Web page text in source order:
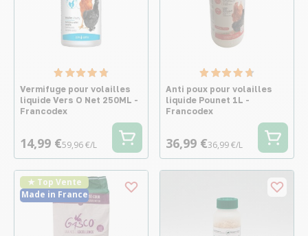
Vermifuge pour volailles
liquide Vers O Net 250ML -
Francodex
14,99 €59,96 €/L
Anti poux pour volailles
liquide Pounet 1L -
Francodex
36,99 €36,99 €/L
★ Top Vente
Made in France